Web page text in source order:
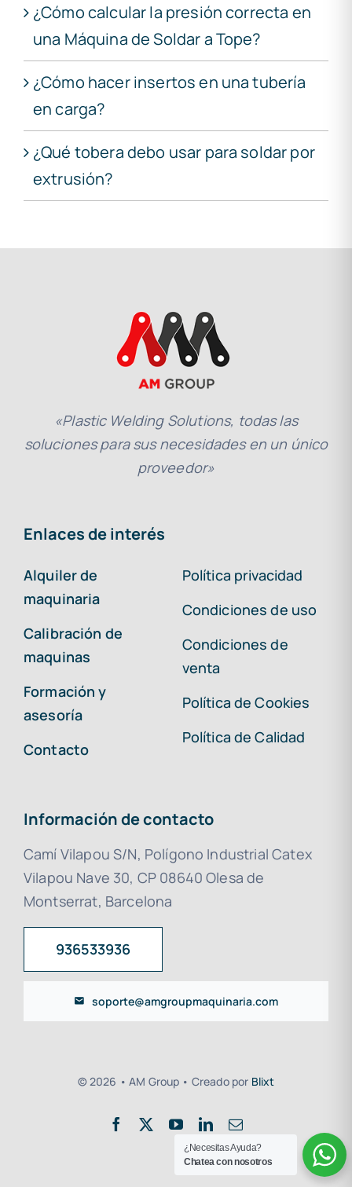
¿Cómo calcular la presión correcta en
una Máquina de Soldar a Tope?
¿Cómo hacer insertos en una tubería
en carga?
¿Qué tobera debo usar para soldar por
extrusión?
«Plastic Welding Solutions, todas las
soluciones para sus necesidades en un único
proveedor»
Enlaces de interés
Alquiler de
maquinaria
Calibración de
maquinas
Formación y
asesoría
Contacto
Política privacidad
Condiciones de uso
Condiciones de
venta
Política de Cookies
Política de Calidad
Información de contacto
Camí Vilapou S/N, Polígono Industrial Catex
Vilapou Nave 30, CP 08640 Olesa de
Montserrat, Barcelona
936533936
soporte@amgroupmaquinaria.com
© 2026 • AM Group • Creado por Blixt
¿Necesitas Ayuda?
Chatea con nosotros